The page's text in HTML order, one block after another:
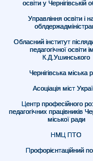
освіти у Чернігівській
Управління освіти і
Обласний інститут
педагогічної освіти
К.Д.Ушинського
Чернігівська міська
Асоціація міст
Центр професійного
педагогічних працівників
міської ради
НМЦ ПТО
Профорієнтаційний